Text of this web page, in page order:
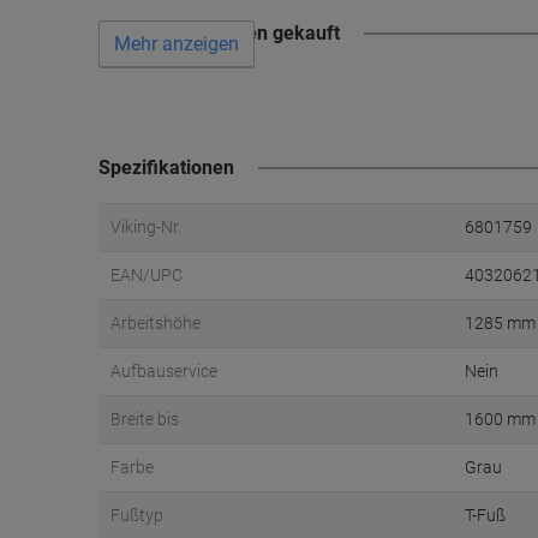
Wird oft zusammen gekauft
Mehr anzeigen
Spezifikationen
Viking-Nr. 6801759
EAN/UPC
Arbeitshöhe 1285 mm
Aufbauservice Nein
Breite bis 1600 mm
Farbe Grau
Fußtyp T-Fuß